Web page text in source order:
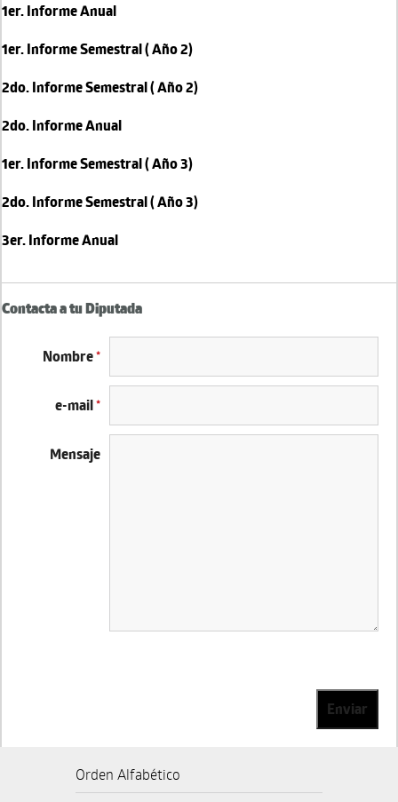
1er. Informe Anual
1er. Informe Semestral ( Año 2)
2do. Informe Semestral ( Año 2)
2do. Informe Anual
1er. Informe Semestral ( Año 3)
2do. Informe Semestral ( Año 3)
3er. Informe Anual
Contacta a tu Diputada
Nombre*
e-mail*
Mensaje
Enviar
Orden Alfabético